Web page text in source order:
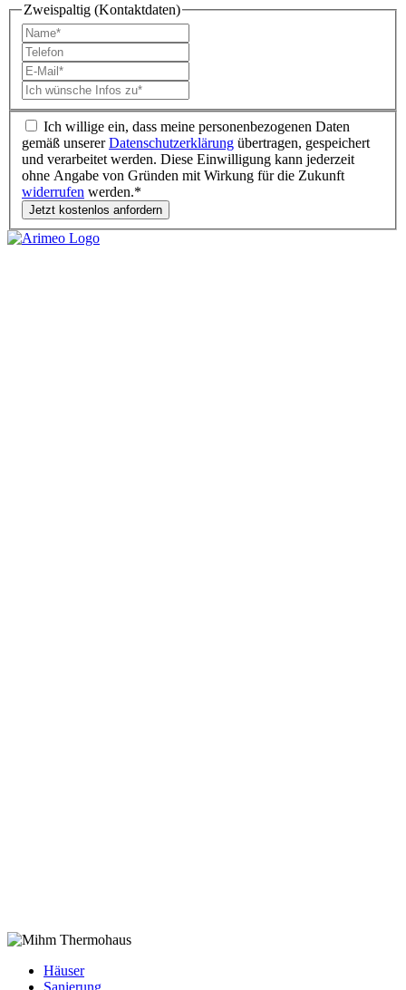
Zweispaltig (Kontaktdaten)
Ich willige ein, dass meine personenbezogenen Daten
gemäß unsererDatenschutzerklärung übertragen, gespeichert
und verarbeitet werden. Diese Einwilligung kann jederzeit
ohne Angabe von Gründen mit Wirkung für die Zukunft
widerrufen werden.*
Häuser